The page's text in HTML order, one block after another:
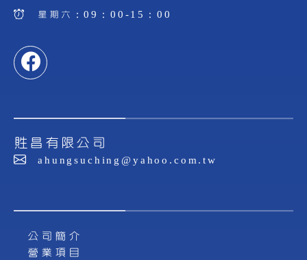
星期六：09：00-15：00
貹昌有限公司
ahungsuching@yahoo.com.tw
公司簡介
營業項目